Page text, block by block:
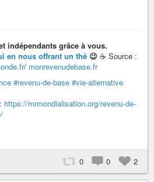
indépendants grâce à vous.
en nous offrant un thé 😉 ☕ Source :
/ monrevenudebase.fr
#revenu-de-base #vie-alternative
https://mrmondialisation.org/revenu-de-
0 0 2